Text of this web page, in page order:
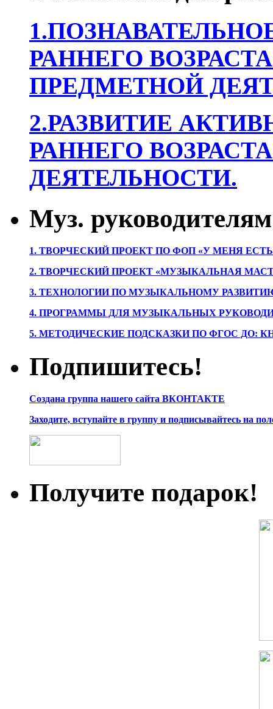
РАННЕГО
ПРЕДМЕТНОЙ
2.РАЗВИТИЕ
РАННЕГО
ДЕЯТЕЛЬНОСТИ.
Муз. руководителям
1. ТВОРЧЕСКИЙ ПРОЕКТ ПО ФОП «У МЕНЯ
2. ТВОРЧЕСКИЙ ПРОЕКТ «МУЗЫКАЛЬНАЯ
3. ТЕХНОЛОГИИ ПО МУЗЫКАЛЬНОМУ
4. ПРОГРАММЫ ДЛЯ МУЗЫКАЛЬНЫХ
5. МЕТОДИЧЕСКИЕ ПОДСКАЗКИ ПО ФГОС ДО:
Подпишитесь!
Создана группа нашего сайта ВКОНТАКТЕ
Заходите, вступайте в группу и подписывайтесь на
Получите подарок!